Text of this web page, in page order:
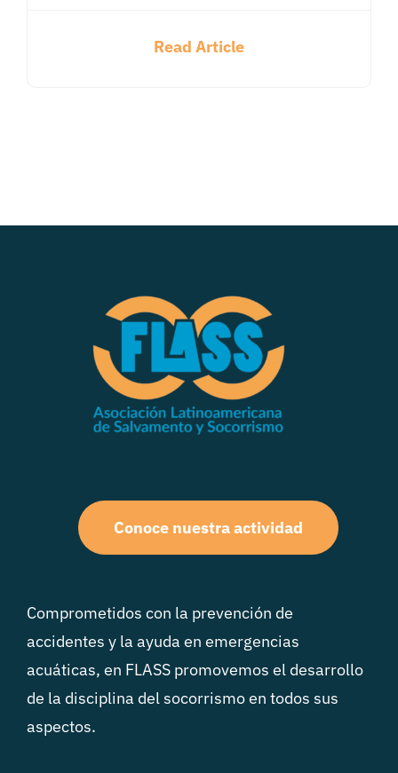
Read Article
Conoce nuestra actividad
Comprometidos con la prevención de
accidentes y la ayuda en emergencias
acuáticas, en FLASS promovemos el desarrollo
de la disciplina del socorrismo en todos sus
aspectos.